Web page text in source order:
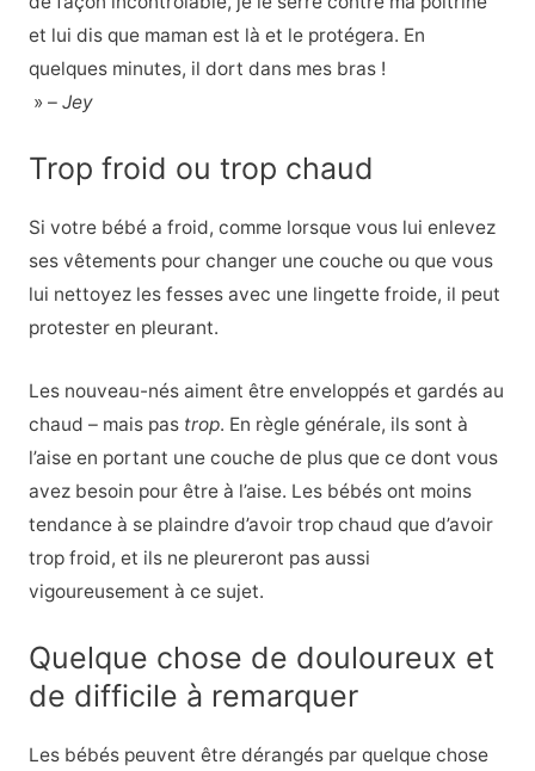
et lui dis que maman est là et le protégera. En
quelques minutes, il dort dans mes bras !
» – Jey
Trop froid ou trop chaud
Si votre bébé a froid, comme lorsque vous lui enlevez
ses vêtements pour changer une couche ou que vous
lui nettoyez les fesses avec une lingette froide, il peut
protester en pleurant.
Les nouveau-nés aiment être enveloppés et gardés au
chaud – mais pas trop. En règle générale, ils sont à
l’aise en portant une couche de plus que ce dont vous
avez besoin pour être à l’aise. Les bébés ont moins
tendance à se plaindre d’avoir trop chaud que d’avoir
trop froid, et ils ne pleureront pas aussi
vigoureusement à ce sujet.
Quelque chose de douloureux et
de difficile à remarquer
Les bébés peuvent être dérangés par quelque chose